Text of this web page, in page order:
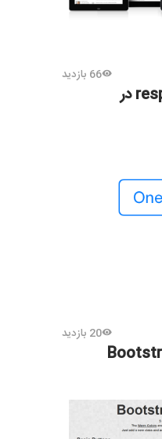
66 بازدید
ایجاد تصاویر responsive در
20 بازدید